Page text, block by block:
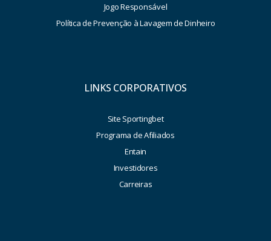
Jogo Responsável
Política de Prevenção à Lavagem de Dinheiro
LINKS CORPORATIVOS
Site Sportingbet
Programa de Afiliados
Entain
Investidores
Carreiras